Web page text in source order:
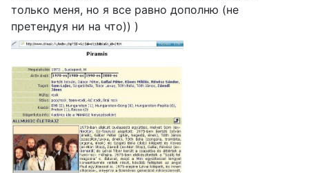
только меня, но я все равно дополню (не
претендуя ни на что)) )